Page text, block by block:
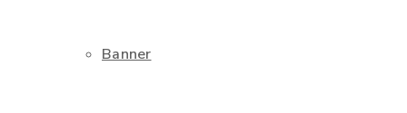
Banner